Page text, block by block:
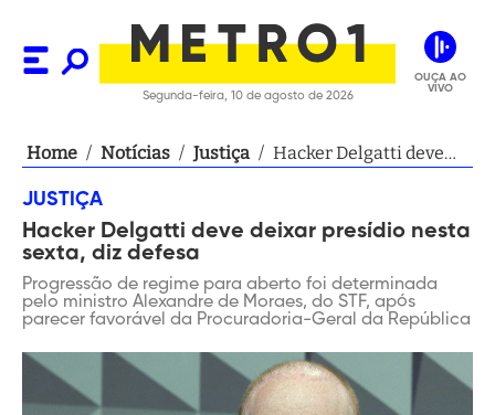
Segunda-feira, 10 de agosto de 2026
OUÇA AO
VIVO
Home / Notícias / Justiça / Hacker Delgatti deve
JUSTIÇA
Hacker Delgatti deve deixar presídio nesta
sexta, diz defesa
Progressão de regime para aberto foi determinada
pelo ministro Alexandre de Moraes, do STF, após
parecer favorável da Procuradoria-Geral da República